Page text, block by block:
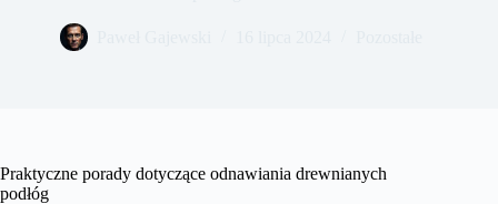
Praktyczne porady dotyczące odnawiania drewnianych
podłóg